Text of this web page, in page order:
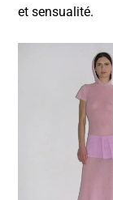
et sensualité.